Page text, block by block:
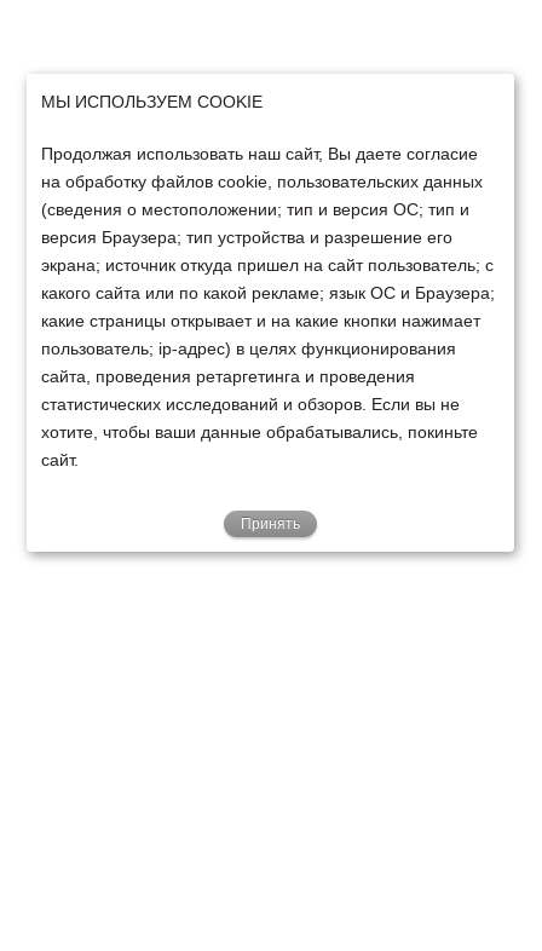
МЫ ИСПОЛЬЗУЕМ COOKIE
Продолжая использовать наш сайт, Вы даете согласие
на обработку файлов cookie, пользовательских данных
(сведения о местоположении; тип и версия ОС; тип и
версия Браузера; тип устройства и разрешение его
экрана; источник откуда пришел на сайт пользователь; с
какого сайта или по какой рекламе; язык ОС и Браузера;
какие страницы открывает и на какие кнопки нажимает
пользователь; ip-адрес) в целях функционирования
сайта, проведения ретаргетинга и проведения
статистических исследований и обзоров. Если вы не
хотите, чтобы ваши данные обрабатывались, покиньте
сайт.
Принять